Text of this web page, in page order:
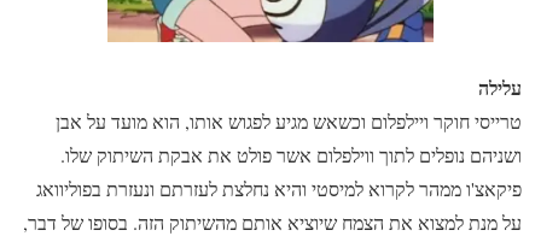
עלילה
טרייסי חוקר ויילפלום וכשאש מגיע לפגוש אותו, הוא מועד על אבן
ושניהם נופלים לתוך ווילפלום אשר פולט את אבקת השיתוק שלו.
פיקאצ'ו ממהר לקרוא למיסטי והיא נחלצת לעזרתם ונעזרת בפוליוואג
על מנת למצוא את הצמח שיוציא אותם מהשיתוק הזה. בסופו של דבר,